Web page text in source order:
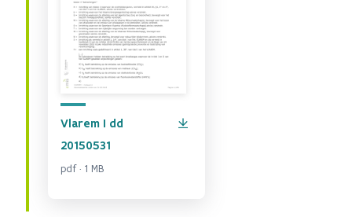
Vlarem I dd
20150531
pdf · 1 MB